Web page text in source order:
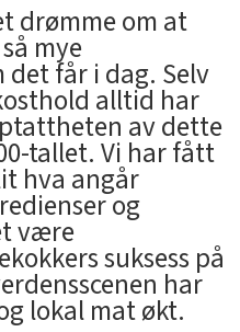
drømme om at
mye
får i dag. Selv
alltid har
av dette
tallet. Vi har fått
hva angår
og
være
suksess på
har
lokal mat økt.